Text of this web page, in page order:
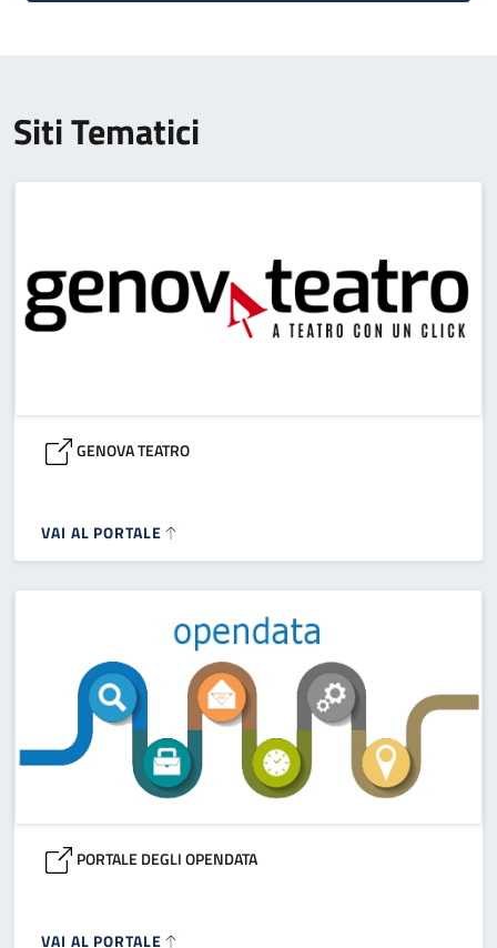
Siti Tematici
GENOVA TEATRO
VAI AL PORTALE
PORTALE DEGLI OPENDATA
VAI AL PORTALE